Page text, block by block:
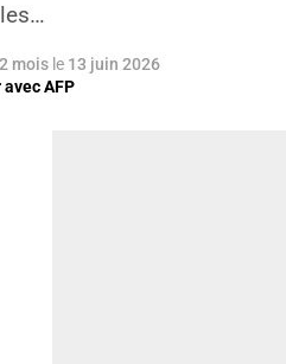
mois le 13 juin 2026
AFP